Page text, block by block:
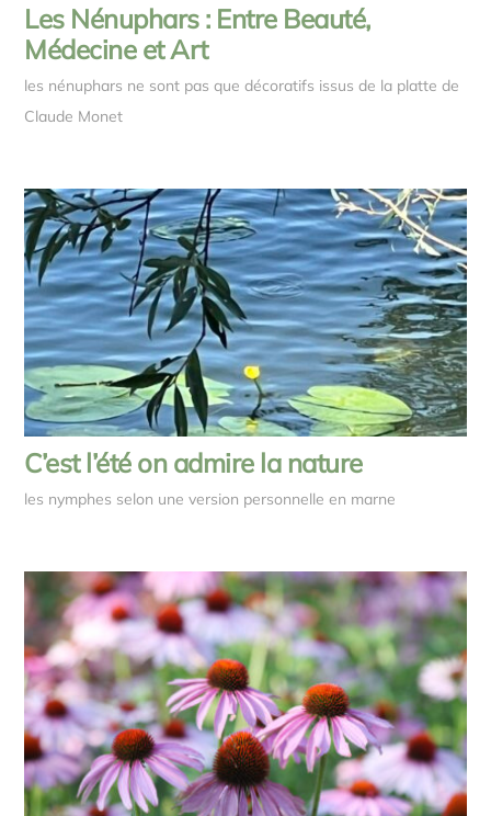
Les Nénuphars : Entre Beauté,
Médecine et Art
les nénuphars ne sont pas que décoratifs issus de la platte de
Claude Monet
C’est l’été on admire la nature
les nymphes selon une version personnelle en marne